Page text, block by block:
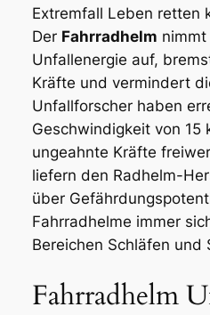
Extremfall Leben retten
Der Fahrradhelm
Unfallenergie auf,
Kräfte und vermindert
Unfallforscher haben
Geschwindigkeit von 15
ungeahnte Kräfte
liefern den Radhelm-
über
Fahrradhelme immer
Bereichen Schläfen und
Fahrradhelm